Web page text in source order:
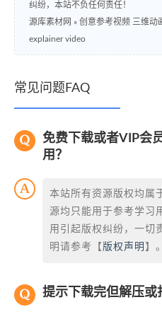
纠纷，本站不负任何责任！
源库素材网 » 创意参考视频 三维动
explainer video
常见问题FAQ
免费下载或者VIP会
用？
本站所有资源版权均属
源均只能用于参考学习
用引起版权纠纷，一切
明请参考【 版权声明 】。
提示下载完但解压或